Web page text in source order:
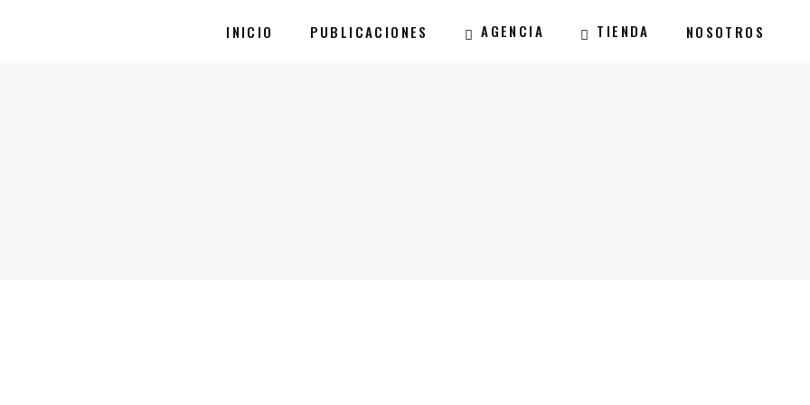
INICIO PUBLICACIONES AGENCIA TIENDA NOSOTROS